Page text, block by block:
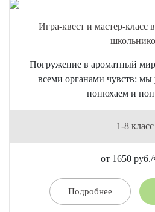
Игра-квест и мастер-класс
Погружение в ароматный
всеми органами чувств:
понюхаем и
1-8 класс
от 1650 руб./
Подробнее